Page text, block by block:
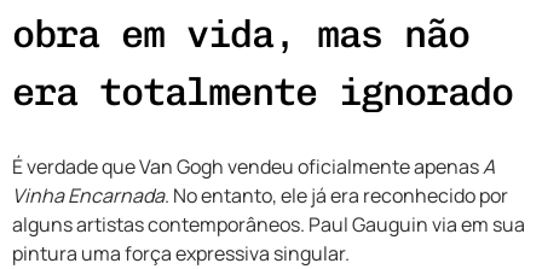
obra em vida, mas não
era totalmente ignorado
É verdade que Van Gogh vendeu oficialmente apenasA
Vinha Encarnada. No entanto, ele já era reconhecido por
alguns artistas contemporâneos. Paul Gauguin via em sua
pintura uma força expressiva singular.